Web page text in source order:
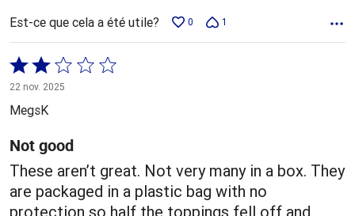
Est-ce que cela a été utile? 0 1
Coté
2 sur
5
22 nov. 2025
MegsK
Not good
These aren’t great. Not very many in a box. They
are packaged in a plastic bag with no
protection so half the toppings fell off and